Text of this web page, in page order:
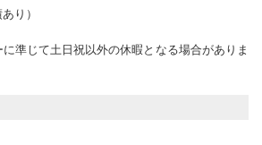
り）
準じて土日祝以外の休暇となる場合がありま